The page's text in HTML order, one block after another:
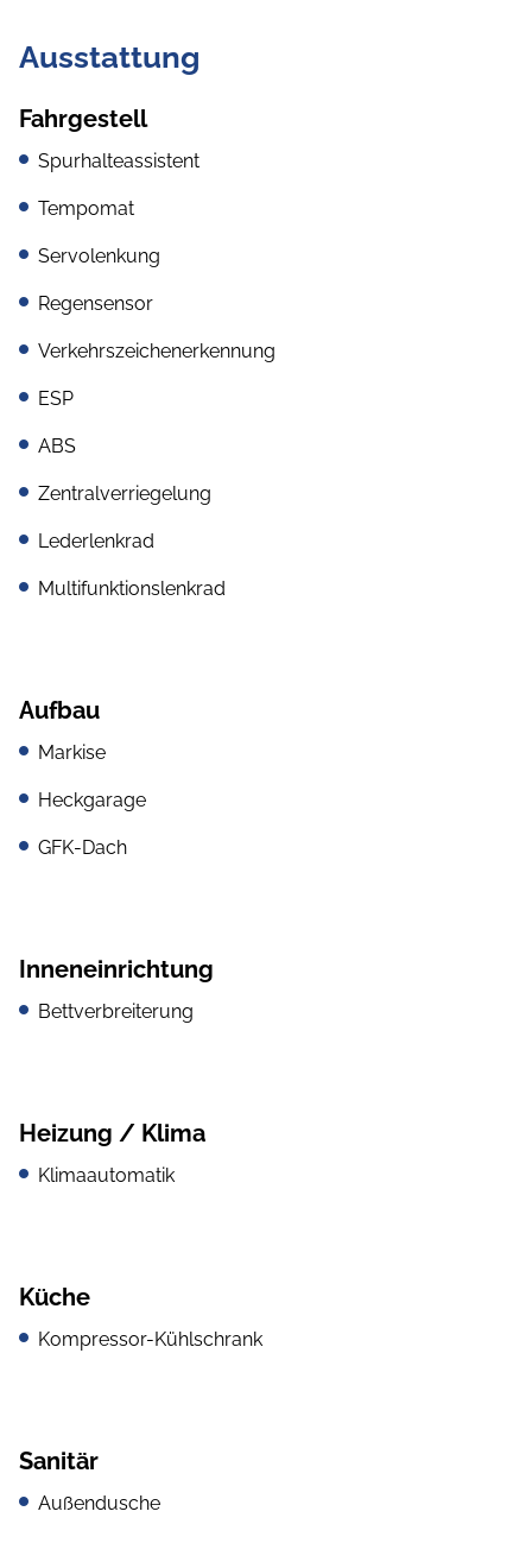
Ausstattung
Fahrgestell
Spurhalteassistent
Tempomat
Servolenkung
Regensensor
Verkehrszeichenerkennung
ESP
ABS
Zentralverriegelung
Lederlenkrad
Multifunktionslenkrad
Aufbau
Markise
Heckgarage
GFK-Dach
Inneneinrichtung
Bettverbreiterung
Heizung / Klima
Klimaautomatik
Küche
Kompressor-Kühlschrank
Sanitär
Außendusche